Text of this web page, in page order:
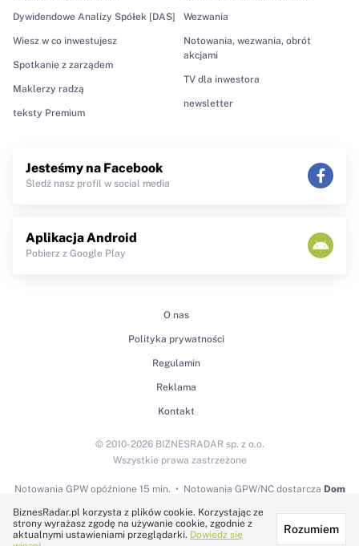
Dywidendowe Analizy Spółek [DAS]
Wiesz w co inwestujesz
Spotkanie z zarządem
Maklerzy radzą
teksty Premium
Wezwania
Notowania, wezwania, obrót
akcjami
TV dla inwestora
newsletter
Jesteśmy na Facebook
Śledź nasz profil w social media
Aplikacja Android
Pobierz z Google Play
O nas
Polityka prywatności
Regulamin
Reklama
Kontakt
Notowania GPWopóźnione 15 min. Notowania GPW/NC dostarcza Dom
© 2010-2026 BIZNESRADAR sp. z o.o.
Wszystkie prawa zastrzeżone
Technologię dostarcza:
BiznesRadar.pl korzysta z plików cookie. Korzystając ze
strony wyrażasz zgodę na używanie cookie, zgodnie z
aktualnymi ustawieniami przeglądarki. Dowiedz się
Rozumiem